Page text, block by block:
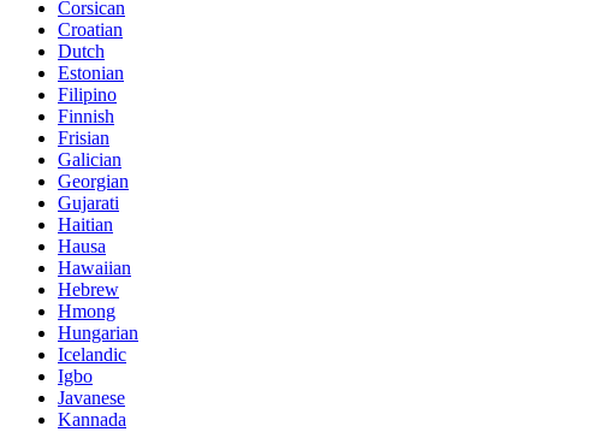
Corsican
Croatian
Dutch
Estonian
Filipino
Finnish
Frisian
Galician
Georgian
Gujarati
Haitian
Hausa
Hawaiian
Hebrew
Hmong
Hungarian
Icelandic
Igbo
Javanese
Kannada